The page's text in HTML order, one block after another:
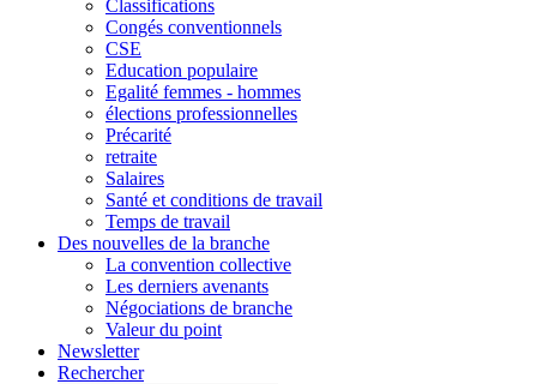
Classifications
Congés conventionnels
CSE
Education populaire
Egalité femmes - hommes
élections professionnelles
Précarité
retraite
Salaires
Santé et conditions de travail
Temps de travail
Des nouvelles de la branche
La convention collective
Les derniers avenants
Négociations de branche
Valeur du point
Newsletter
Rechercher